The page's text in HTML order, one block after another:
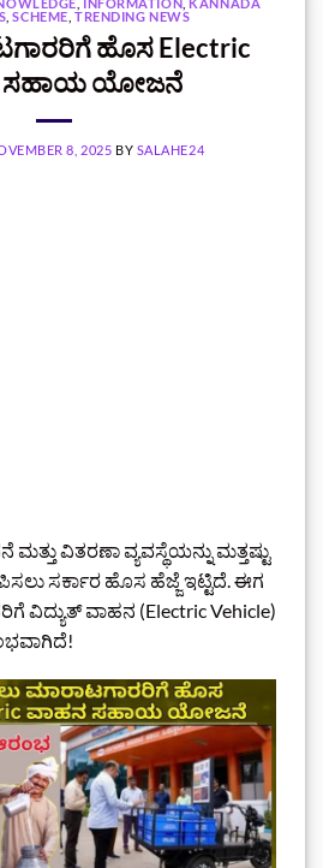
,SCHEME TRENDING NEWS
ಹೊಸ Electric
ಸಹಾಯ ಯೋಜನೆ
8, 2025 BY SALAHE24
ಮತ್ತು ವಿತರಣಾ ವ್ಯವಸ್ಥೆಯನ್ನು ಮತ್ತಷ್ಟು
ಸರ್ಕಾರ ಹೊಸ ಹೆಜ್ಜೆ ಇಟ್ಟಿದೆ. ಈಗ
ವಿದ್ಯುತ್ ವಾಹನ (Electric Vehicle)